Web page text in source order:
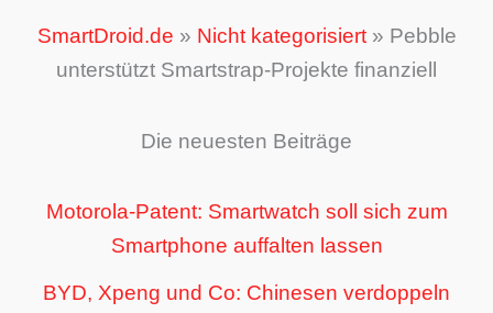
SmartDroid.de » Nicht kategorisiert» Pebble
unterstützt Smartstrap-Projekte finanziell
Die neuesten Beiträge
Motorola-Patent: Smartwatch soll sich zum
Smartphone auffalten lassen
BYD, Xpeng und Co: Chinesen verdoppeln